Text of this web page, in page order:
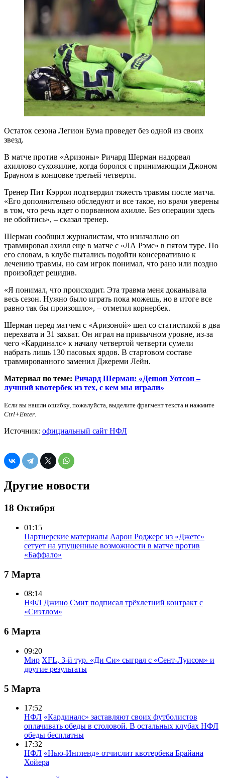
Остаток сезона Легион Бума проведет без одной из своих
звезд.
В матче против «Аризоны» Ричард Шерман надорвал
ахиллово сухожилие, когда боролся с принимающим Джоном
Брауном в концовке третьей четверти.
Тренер Пит Кэррол подтвердил тяжесть травмы после матча.
«Его дополнительно обследуют и все такое, но врачи уверены
в том, что речь идет о порванном ахилле. Без операции здесь
не обойтись», – сказал тренер.
Шерман сообщил журналистам, что изначально он
травмировал ахилл еще в матче с «ЛА Рэмс» в пятом туре. По
его словам, в клубе пытались подойти консервативно к
лечению травмы, но сам игрок понимал, что рано или поздно
произойдет рецидив.
«Я понимал, что происходит. Эта травма меня доканывала
весь сезон. Нужно было играть пока можешь, но в итоге все
равно так бы произошло», – отметил корнербек.
Шерман перед матчем с «Аризоной» шел со статистикой в два
перехвата и 31 захват. Он играл на привычном уровне, из-за
чего «Кардиналс» к началу четвертой четверти сумели
набрать лишь 130 пасовых ярдов. В стартовом составе
травмированного заменил Джереми Лейн.
Материал по теме: Ричард Шерман: «Дешон Уотсон –
лучший квотербек из тех, с кем мы играли»
Если вы нашли ошибку, пожалуйста, выделите фрагмент текста и нажмите
Ctrl+Enter.
Источник: официальный сайт НФЛ
Другие новости
18 Октября
01:15
Партнерские материалы Аарон Роджерс из «Джетс»
сетует на упущенные возможности в матче против
«Баффало»
7 Марта
08:14
НФЛ Джино Смит подписал трёхлетний контракт с
«Сиэтлом»
6 Марта
09:20
Мир XFL, 3-й тур. «Ди Си» сыграл с «Сент-Луисом» и
другие результаты
5 Марта
17:52
НФЛ «Кардиналс» заставляют своих футболистов
оплачивать обеды в столовой. В остальных клубах НФЛ
обеды бесплатны
17:32
НФЛ «Нью-Ингленд» отчислит квотербека Брайана
Хойера